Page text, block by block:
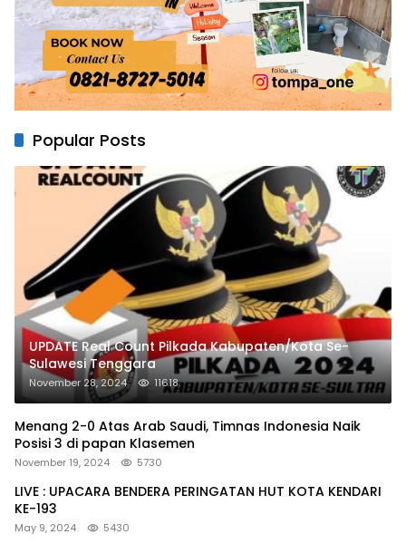
Popular Posts
UPDATE Real Count Pilkada Kabupaten/Kota Se-
Sulawesi Tenggara
November 28, 2024 11618
Menang 2-0 Atas Arab Saudi, Timnas Indonesia Naik
Posisi 3 di papan Klasemen
November 19, 2024 5730
LIVE : UPACARA BENDERA PERINGATAN HUT KOTA KENDARI
KE-193
May 9, 2024 5430